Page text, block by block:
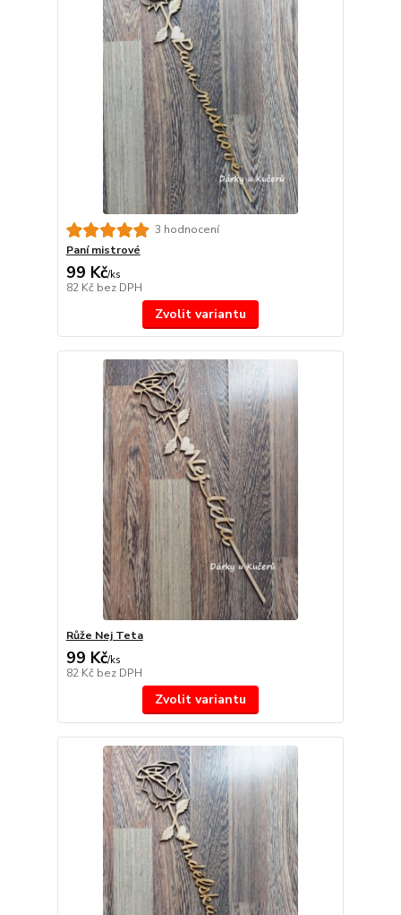
3 hodnocení
Paní mistrové
99 Kč/ks
82 Kč bez DPH
Zvolit variantu
Růže Nej Teta
99 Kč/ks
82 Kč bez DPH
Zvolit variantu